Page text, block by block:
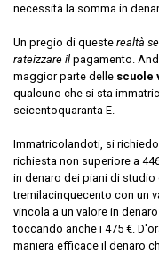
necessità la somma in
Un pregio di queste realtà
rateizzare il pagamento.
maggior parte delle scuole
qualcuno che si sta
seicentoquaranta E.
Immatricolandoti, si
richiesta non superiore a
in denaro dei piani di studio
tremilacinquecento con un
vincola a un valore in
toccando anche i 475 €.
maniera efficace il denaro